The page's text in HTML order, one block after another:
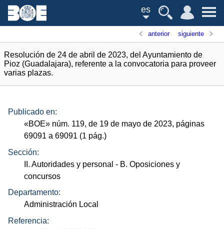
es
anterior siguiente
Resolución de 24 de abril de 2023, del Ayuntamiento de
Pioz (Guadalajara), referente a la convocatoria para proveer
varias plazas.
Publicado en:
«BOE» núm. 119, de 19 de mayo de 2023, páginas
69091 a 69091 (1 pág.)
Sección:
II. Autoridades y personal - B. Oposiciones y
concursos
Departamento:
Administración Local
Referencia: